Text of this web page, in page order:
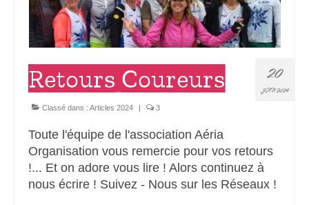
20
JAN 2024
Retours Coureurs
Classé dans : Articles 2024 | 3
Toute l'équipe de l'association Aéria
Organisation vous remercie pour vos retours
!... Et on adore vous lire ! Alors continuez à
nous écrire ! Suivez - Nous sur les Réseaux !